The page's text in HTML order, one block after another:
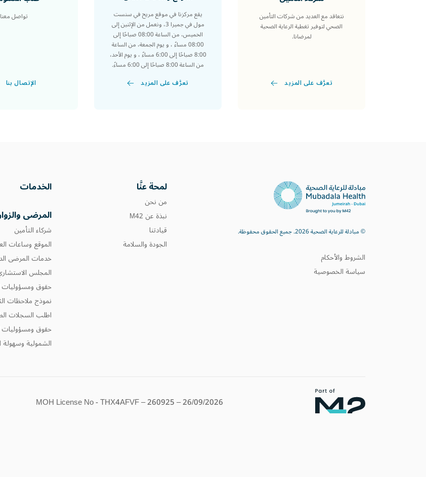
نتعاقد مع العديد من شركات التأمين
الصحي لتوفير تغطية الرعاية الصحية
لمرضانا.
تعرَّف على المزيد
يقع مركزنا في موقع مريح في سنست
مول في جميرا 3، ونعمل من الإثنين إلى
الخميس، من الساعة 08:00 صباحًا إلى
08:00 مساءً ، و يوم الجمعة، من الساعة
8:00 صباحًا إلى 6:00 مساءً ، و يوم الأحد،
من الساعة 8:00 صباحًا إلى 6:00 مساءً.
تعرَّف على المزيد
تواصل معنا
الإتصال بنا
© مبادلة للرعاية الصحية 2026. جميع الحقوق محفوظة.
الشروط والأحكام
سياسة الخصوصية
لمحة عنَّا
من نحن
نبذة عن M42
قيادتنا
الجودة والسلامة
الخدمات
المرضى
شركاء التأمين
الموقع وساعات
خدمات المرضى
المجلس
حقوق ومسؤوليات
نموذج ملاحظات
اطلب السجلات
حقوق ومسؤوليات
الشمولية
MOH License No - THX4AFVF – 260925 – 26/09/2026